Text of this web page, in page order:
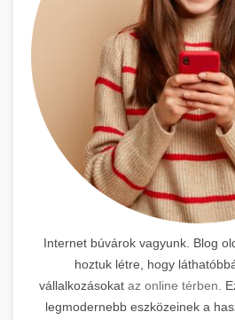
Internet búvárok vagyunk. Blog
hoztuk létre, hogy
vállalkozásokat az online térben.
legmodernebb eszközeinek a